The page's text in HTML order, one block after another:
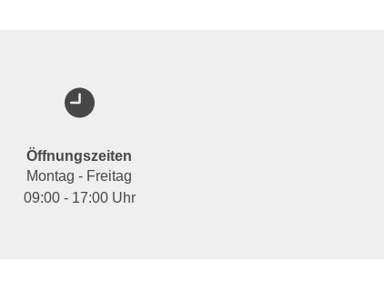
Öffnungszeiten
Montag - Freitag
09:00 - 17:00 Uhr